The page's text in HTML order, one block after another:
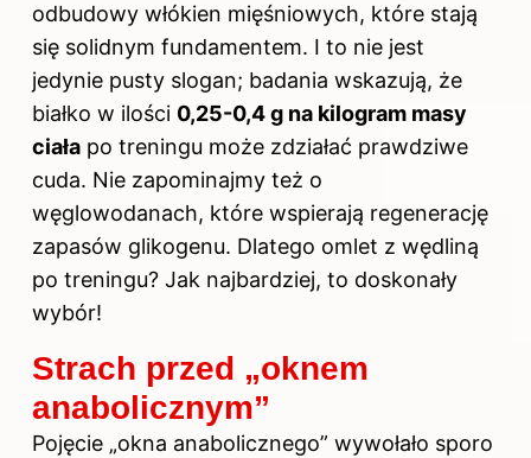
odbudowy włókien mięśniowych, które stają
się solidnym fundamentem. I to nie jest
jedynie pusty slogan; badania wskazują, że
białko w ilości 0,25-0,4 g na kilogram masy
ciała po treningu może zdziałać prawdziwe
cuda. Nie zapominajmy też o
węglowodanach, które wspierają regenerację
zapasów glikogenu. Dlatego omlet z wędliną
po treningu? Jak najbardziej, to doskonały
wybór!
Strach przed „oknem
anabolicznym”
Pojęcie „okna anabolicznego” wywołało sporo